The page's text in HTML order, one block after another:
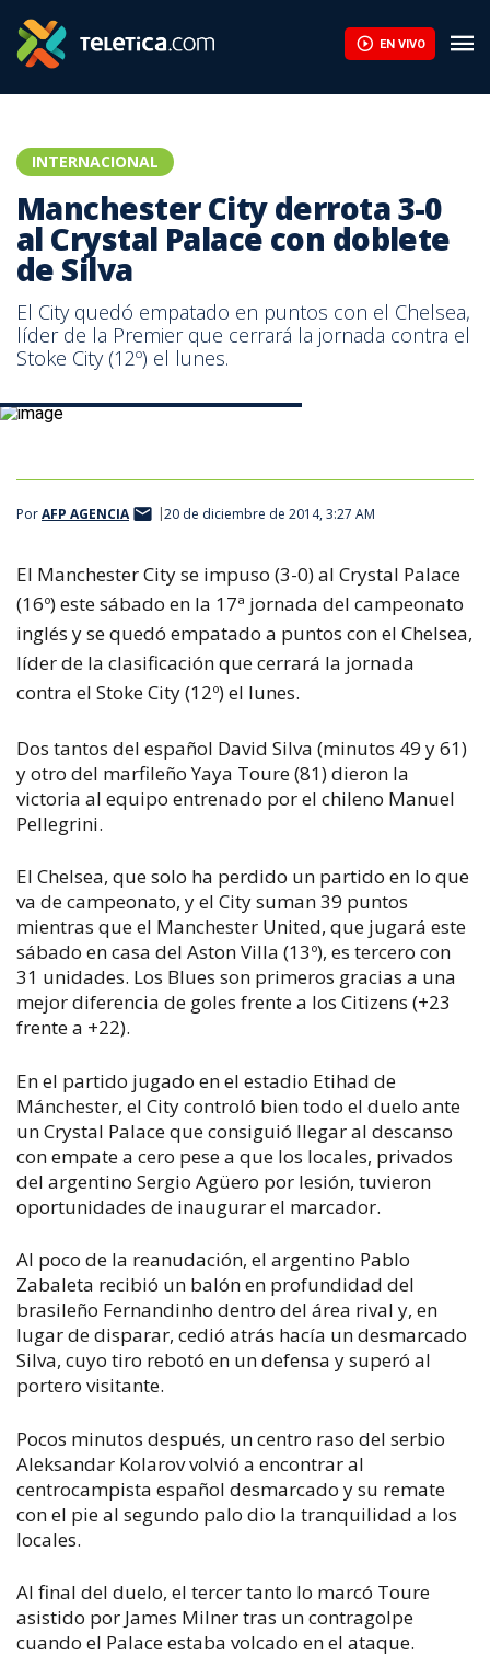
EN VIVO
INTERNACIONAL
Manchester City derrota 3-0
al Crystal Palace con doblete
de Silva
El City quedó empatado en puntos con el Chelsea,
líder de la Premier que cerrará la jornada contra el
Stoke City (12º) el lunes.
PorAFP AGENCIA 20 de diciembre de 2014, 3:27 AM
El Manchester City se impuso (3-0) al Crystal Palace
(16º) este sábado en la 17ª jornada del campeonato
inglés y se quedó empatado a puntos con el Chelsea,
líder de la clasificación que cerrará la jornada
contra el Stoke City (12º) el lunes.
Dos tantos del español David Silva (minutos 49 y 61)
y otro del marfileño Yaya Toure (81) dieron la
victoria al equipo entrenado por el chileno Manuel
Pellegrini.
El Chelsea, que solo ha perdido un partido en lo que
va de campeonato, y el City suman 39 puntos
mientras que el Manchester United, que jugará este
sábado en casa del Aston Villa (13º), es tercero con
31 unidades. Los Blues son primeros gracias a una
mejor diferencia de goles frente a los Citizens (+23
frente a +22).
En el partido jugado en el estadio Etihad de
Mánchester, el City controló bien todo el duelo ante
un Crystal Palace que consiguió llegar al descanso
con empate a cero pese a que los locales, privados
del argentino Sergio Agüero por lesión, tuvieron
oportunidades de inaugurar el marcador.
Al poco de la reanudación, el argentino Pablo
Zabaleta recibió un balón en profundidad del
brasileño Fernandinho dentro del área rival y, en
lugar de disparar, cedió atrás hacía un desmarcado
Silva, cuyo tiro rebotó en un defensa y superó al
portero visitante.
Pocos minutos después, un centro raso del serbio
Aleksandar Kolarov volvió a encontrar al
centrocampista español desmarcado y su remate
con el pie al segundo palo dio la tranquilidad a los
locales.
Al final del duelo, el tercer tanto lo marcó Toure
asistido por James Milner tras un contragolpe
cuando el Palace estaba volcado en el ataque.